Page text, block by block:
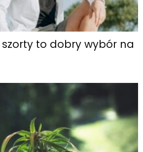
szorty to dobry wybór na